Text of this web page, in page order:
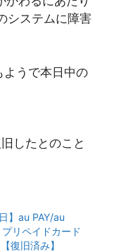
ステムに障害
うで本日中の
したとのこと
】au PAY/au
リペイドカード
復旧済み】